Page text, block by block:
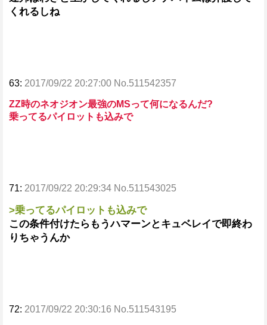
くれるしね
63: 2017/09/22 20:27:00 No.511542357
ZZ時のネオジオン最強のMSって何になるんだ?
乗ってるパイロットも込みで
71: 2017/09/22 20:29:34 No.511543025
>乗ってるパイロットも込みで
この条件付けたらもうハマーンとキュベレイで即終わ
りちゃうんか
72: 2017/09/22 20:30:16 No.511543195